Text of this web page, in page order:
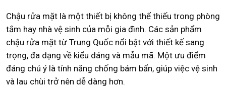
Chậu rửa mặt là một thiết bị không thể thiếu trong phòng
tắm hay nhà vệ sinh của mỗi gia đình. Các sản phẩm
chậu rửa mặt từ Trung Quốc nổi bật với thiết kế sang
trọng, đa dạng về kiểu dáng và mẫu mã. Một ưu điểm
đáng chú ý là tính năng chống bám bẩn, giúp việc vệ sinh
và lau chùi trở nên dễ dàng hơn.